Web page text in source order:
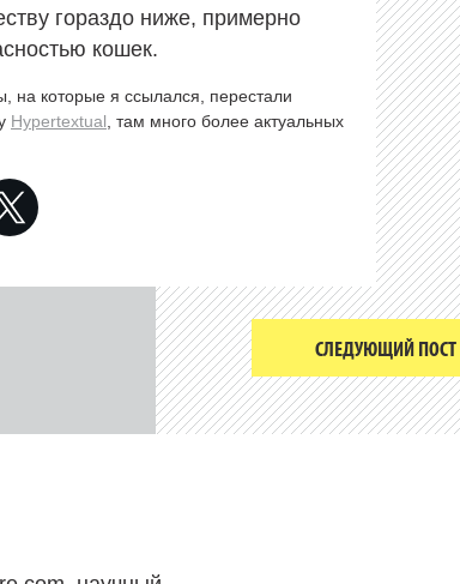
гораздо ниже, примерно
кошек.
на которые я ссылался, перестали
Hypertextual , там много более актуальных
СЛЕДУЮЩИЙ ПОСТ